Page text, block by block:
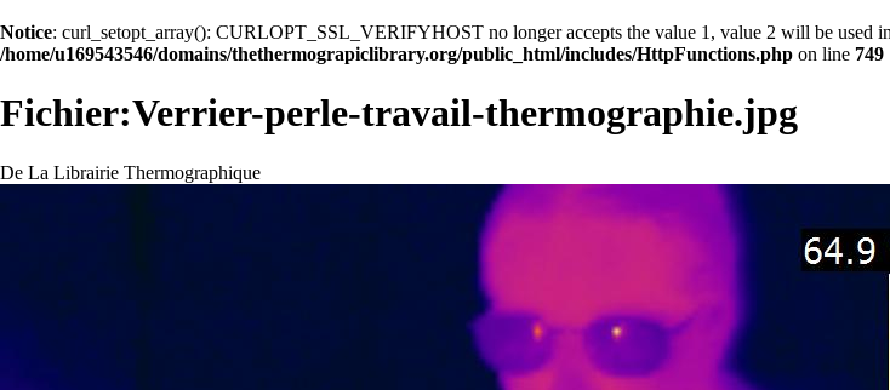
Notice: curl_setopt_array(): CURLOPT_SSL_VERIFYHOST no longer accepts the value 1, value 2 will be used
/home/u169543546/domains/thethermograpiclibrary.org/public_html/includes/HttpFunctions.php on line 749
Fichier:Verrier-perle-travail-thermographie.jpg
De La Librairie Thermographique